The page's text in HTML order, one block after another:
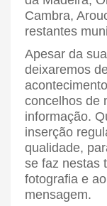
Cambra,
restantes
Apesar da
deixaremos
concelhos de
informação.
inserção
qualidade,
se faz nestas
fotografia e
mensagem.